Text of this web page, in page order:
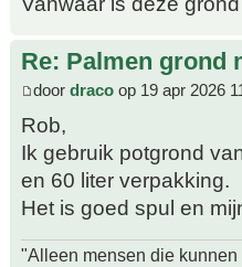
Re: Palmen grond
door draco op 19 apr 2026
Rob,
Ik gebruik potgrond
en 60 liter verpakking.
Het is goed spul en
"Alleen mensen die